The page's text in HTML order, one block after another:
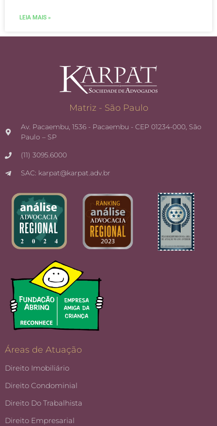
LEIA MAIS »
Matriz - São Paulo
Av. Pacaembu, 1536 - Pacaembu - CEP 01234-000, São
Paulo – SP
(11) 3095.6000
SAC: karpat@karpat.adv.br
Áreas de Atuação
Direito Imobiliário
Direito Condominial
Direito Do Trabalhista
Direito Empresarial